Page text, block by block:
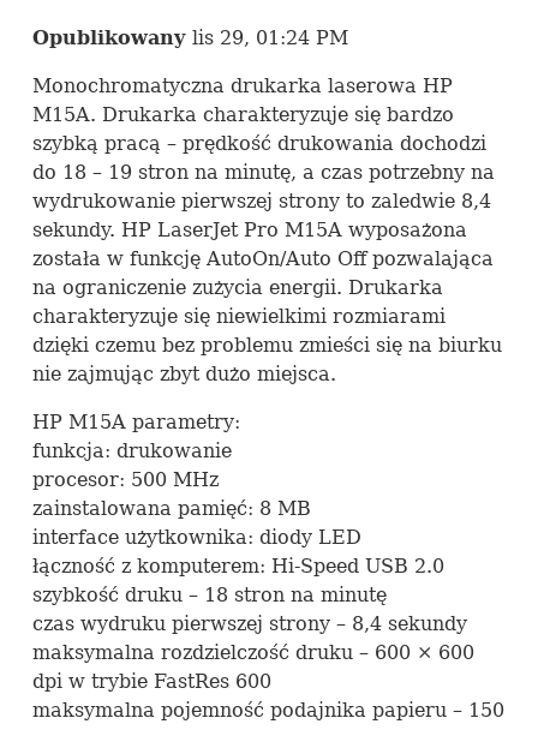
Opublikowany lis 29, 01:24 PM
Monochromatyczna drukarka laserowa HP
M15A. Drukarka charakteryzuje się bardzo
szybką pracą – prędkość drukowania dochodzi
do 18 – 19 stron na minutę, a czas potrzebny na
wydrukowanie pierwszej strony to zaledwie 8,4
sekundy. HP LaserJet Pro M15A wyposażona
została w funkcję AutoOn/Auto Off pozwalająca
na ograniczenie zużycia energii. Drukarka
charakteryzuje się niewielkimi rozmiarami
dzięki czemu bez problemu zmieści się na biurku
nie zajmując zbyt dużo miejsca.
HP M15A parametry:
funkcja: drukowanie
procesor: 500 MHz
zainstalowana pamięć: 8 MB
interface użytkownika: diody LED
łączność z komputerem: Hi-Speed USB 2.0
szybkość druku – 18 stron na minutę
czas wydruku pierwszej strony – 8,4 sekundy
maksymalna rozdzielczość druku – 600 × 600
dpi w trybie FastRes 600
maksymalna pojemność podajnika papieru – 150